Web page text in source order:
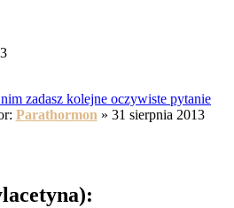
zadasz kolejne oczywiste pytanie
Parathormon » 31 sierpnia 2013